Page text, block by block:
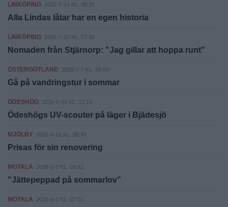
LINKÖPING 2026-7-14 KL. 08:30
Alla Lindas låtar har en egen historia
LINKÖPING 2026-7-10 KL. 07:30
Nomaden från Stjärnorp: "Jag gillar att hoppa runt"
ÖSTERGÖTLAND 2026-7-7 KL. 08:00
Gå på vandringstur i sommar
ÖDESHÖG 2026-6-30 KL. 12:13
Ödeshögs UV-scouter på läger i Bjädesjö
MJÖLBY 2026-6-16 KL. 08:45
Prisas för sin renovering
MOTALA 2026-6-9 KL. 09:42
”Jättepeppad på sommarlov”
MOTALA 2026-6-2 KL. 07:02